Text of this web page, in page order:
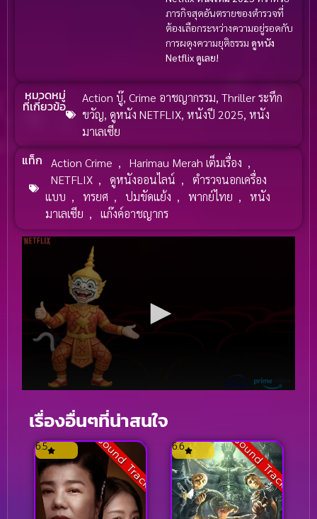
ภารกิจสุดอันตรายของตำรวจที่
ต้องเลือกระหว่างความอยู่รอดกับ
การผดุงความยุติธรรม ดูหนัง
Netflixดูเลย!
หมวดหมู่
ที่เกี่ยวข้อ
Action บู๊, Crime อาชญากรรม, Thriller ระทึก
ขวัญ, ดูหนัง NETFLIX, หนังปี 2025, หนัง
มาเลเซีย
แท็ก Action Crime , Harimau Merah เต็มเรื่อง ,
NETFLIX , ดูหนังออนไลน์ ,
ตำรวจนอกเครื่อง
แบบ , ทรยศ , ปมขัดแย้ง , พากย์ไทย ,
หนัง
มาเลเซีย , แก๊งค์อาชญากร
เรื่องอื่นๆที่น่าสนใจ
Sound Track
6.5 Sound Track
6.6